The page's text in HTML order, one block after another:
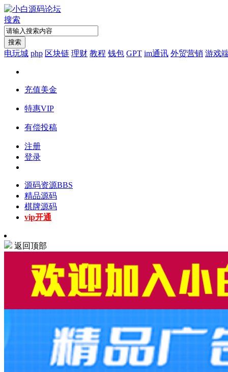
搜索
搜索
电玩城 php 区块链 理财 教程 钱包 GPT im通讯 外贸营销 游戏
充值美金
特惠VIP
有偿投稿
注册
登录
源码资源BBS
精品源码
棋牌源码
vip开通
返回顶部